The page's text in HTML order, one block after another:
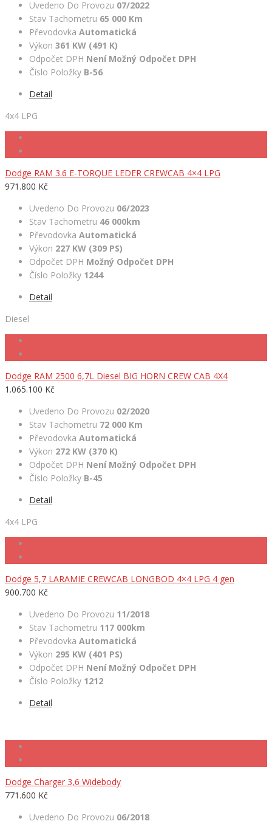
Uvedeno Do Provozu 07/2022
Stav Tachometru 65 000 Km
Převodovka Automatická
Výkon 361 KW (491 K)
Odpočet DPH Není Možný Odpočet DPH
Číslo Položky B-56
Detail
4x4 LPG
Dodge RAM 3.6 E-TORQUE LEDER CREWCAB 4×4 LPG
971.800 Kč
Uvedeno Do Provozu 06/2023
Stav Tachometru 46 000km
Převodovka Automatická
Výkon 227 KW (309 PS)
Odpočet DPH Možný Odpočet DPH
Číslo Položky 1244
Detail
Diesel
Dodge RAM 2500 6,7L Diesel BIG HORN CREW CAB 4X4
1.065.100 Kč
Uvedeno Do Provozu 02/2020
Stav Tachometru 72 000 Km
Převodovka Automatická
Výkon 272 KW (370 K)
Odpočet DPH Není Možný Odpočet DPH
Číslo Položky B-45
Detail
4x4 LPG
Dodge 5,7 LARAMIE CREWCAB LONGBOD 4×4 LPG 4 gen
900.700 Kč
Uvedeno Do Provozu 11/2018
Stav Tachometru 117 000km
Převodovka Automatická
Výkon 295 KW (401 PS)
Odpočet DPH Není Možný Odpočet DPH
Číslo Položky 1212
Detail
Dodge Charger 3,6 Widebody
771.600 Kč
Uvedeno Do Provozu 06/2018